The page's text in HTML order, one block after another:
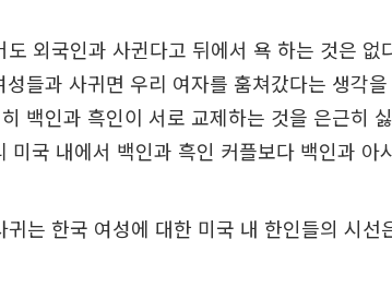
외국인과 사귄다고 뒤에서 욕 하는 것은 없
들과 사귀면 우리 여자를 훔쳐갔다는 생각
백인과 흑인이 서로 교제하는 것을 은근히
미국 내에서 백인과 흑인 커플보다 백인과 아
는 한국 여성에 대한 미국 내 한인들의 시선